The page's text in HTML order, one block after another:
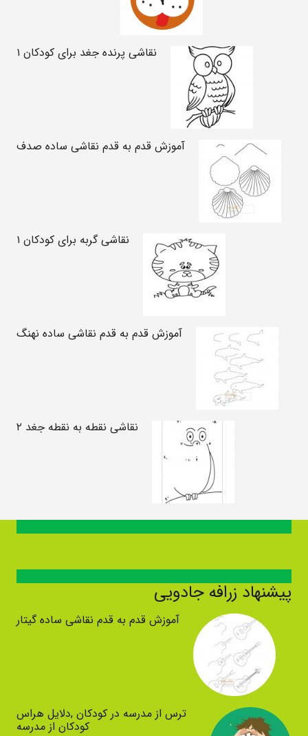
نقاشی پرنده جغد برای کودکان ۱
آموزش قدم به قدم نقاشی ساده صدف
نقاشی گربه برای کودکان ۱
آموزش قدم به قدم نقاشی ساده نهنگ
نقاشی نقطه به نقطه جغد ۲
پیشنهاد زرافه جادویی
آموزش قدم به قدم نقاشی ساده گیتار
ترس از مدرسه در کودکان ,دلایل هراس
کودکان از مدرسه